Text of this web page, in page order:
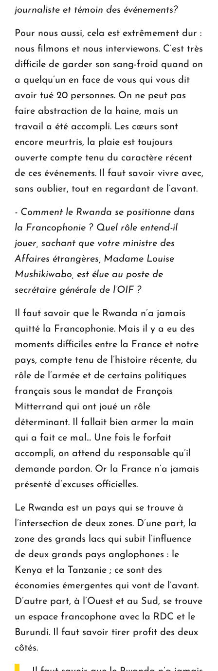
journaliste et témoin des événements?
Pour nous aussi, cela est extrêmement dur :
nous filmons et nous interviewons. C’est très
difficile de garder son sang-froid quand on
a quelqu’un en face de vous qui vous dit
avoir tué 20 personnes. On ne peut pas
faire abstraction de la haine, mais un
travail a été accompli. Les cœurs sont
encore meurtris, la plaie est toujours
ouverte compte tenu du caractère récent
de ces événements. Il faut savoir vivre avec,
sans oublier, tout en regardant de l’avant.
- Comment le Rwanda se positionne dans
la Francophonie ? Quel rôle entend-il
jouer, sachant que votre ministre des
Affaires étrangères, Madame Louise
Mushikiwabo, est élue au poste de
secrétaire générale de l’OIF ?
Il faut savoir que le Rwanda n’a jamais
quitté la Francophonie. Mais il y a eu des
moments difficiles entre la France et notre
pays, compte tenu de l’histoire récente, du
rôle de l’armée et de certains politiques
français sous le mandat de François
Mitterrand qui ont joué un rôle
déterminant. Il fallait bien armer la main
qui a fait ce mal... Une fois le forfait
accompli, on attend du responsable qu’il
demande pardon. Or la France n’a jamais
présenté d’excuses officielles.
Le Rwanda est un pays qui se trouve à
l’intersection de deux zones. D’une part, la
zone des grands lacs qui subit l’influence
de deux grands pays anglophones : le
Kenya et la Tanzanie ; ce sont des
économies émergentes qui vont de l’avant.
D’autre part, à l’Ouest et au Sud, se trouve
un espace francophone avec la RDC et le
Burundi. Il faut savoir tirer profit des deux
côtés.